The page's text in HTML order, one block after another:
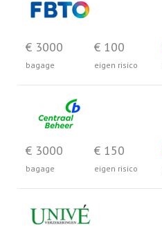
€ 3000
bagage
€ 100
eigen risico
€ 3000
bagage
€ 150
eigen risico